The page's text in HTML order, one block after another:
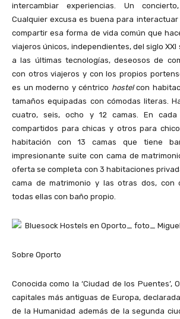
intercambiar experiencias. Un
Cualquier excusa es buena para
compartir esa forma de vida común que
viajeros únicos, independientes, del siglo
a las últimas tecnologías, deseosos de
con otros viajeros y con los propios
es un moderno y céntrico hostelcon
tamaños equipadas con cómodas literas.
cuatro, seis, ocho y 12 camas. En
compartidos para chicas y otros para
habitación con 13 camas que tiene
impresionante suite con cama de
oferta se completa con 3 habitaciones
cama de matrimonio y las otras dos, con
todas ellas con baño propio.
Sobre Oporto
Conocida como la ‘Ciudad de los Puentes’,
capitales más antiguas de Europa,
de la Humanidad además de la segunda